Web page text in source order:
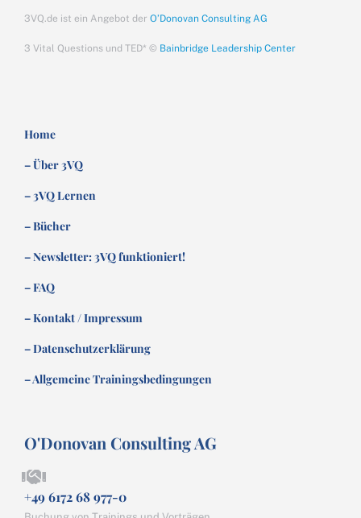
3VQ.de ist ein Angebot der O’Donovan Consulting AG
3 Vital Questions und TED* © Bainbridge Leadership Center
Home
– Über 3VQ
– 3VQ Lernen
– Bücher
– Newsletter: 3VQ funktioniert!
– FAQ
– Kontakt / Impressum
– Datenschutzerklärung
– Allgemeine Trainingsbedingungen
O'Donovan Consulting AG
+49 6172 68 977-0